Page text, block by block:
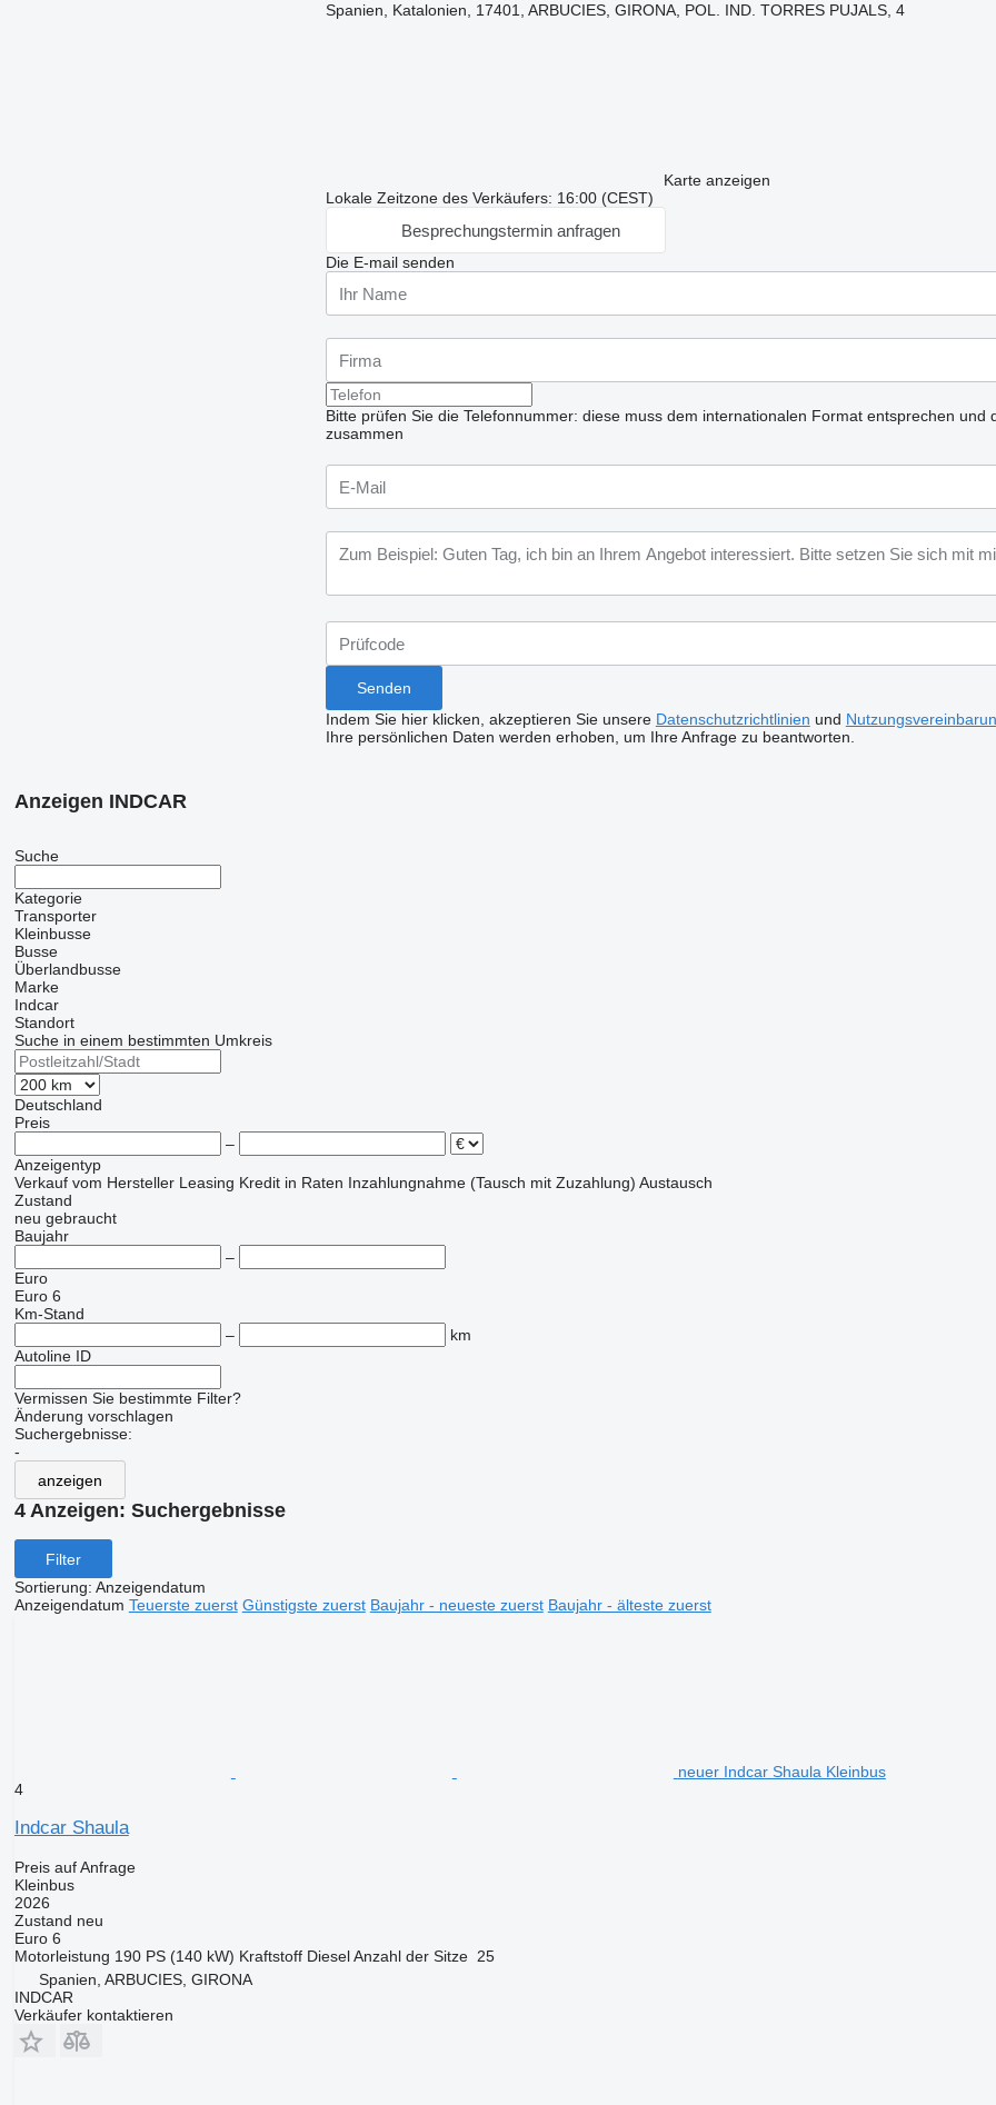
Spanien, Katalonien, 17401, ARBUCIES, GIRONA, POL. IND. TORRES PUJALS, 4
Karte anzeigen
Lokale Zeitzone des Verkäufers: 16:00 (CEST)
Besprechungstermin anfragen
Die E-mail senden
Bitte prüfen Sie die Telefonnummer: diese muss dem internationalen Format entsprechen und
zusammen
Indem Sie hier klicken, akzeptieren Sie unsere Datenschutzrichtlinien und
Ihre persönlichen Daten werden erhoben, um Ihre Anfrage zu beantworten.
Anzeigen INDCAR
Suche
Kategorie
Transporter
Kleinbusse
Busse
Überlandbusse
Marke
Indcar
Standort
Suche in einem bestimmten Umkreis
Deutschland
Preis
–
Anzeigentyp
Verkauf vom Hersteller Leasing Kredit in Raten Inzahlungnahme (Tausch mit Zuzahlung) Austausch
Zustand
neu gebraucht
Baujahr
–
Euro
Euro 6
Km-Stand
–
km
Autoline ID
Vermissen Sie bestimmte Filter?
Änderung vorschlagen
Suchergebnisse:
-
anzeigen
4 Anzeigen: Suchergebnisse
Filter
Sortierung: Anzeigendatum
Anzeigendatum Teuerste zuerst Günstigste zuerst Baujahr - neueste zuerst Baujahr - älteste zuerst
neuer Indcar Shaula Kleinbus
4
Indcar Shaula
Preis auf Anfrage
Kleinbus
2026
Zustand neu
Euro 6
Motorleistung 190 PS (140 kW) Kraftstoff Diesel Anzahl der Sitze 25
Spanien, ARBUCIES, GIRONA
INDCAR
Verkäufer kontaktieren